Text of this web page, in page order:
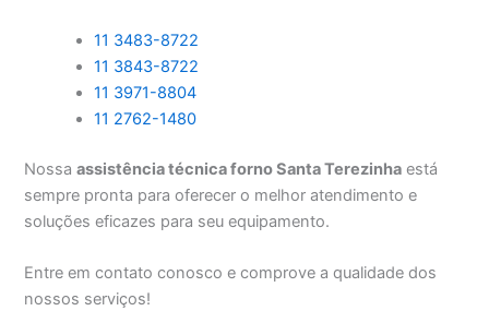
11 3483-8722
11 3843-8722
11 3971-8804
11 2762-1480
Nossaassistência técnica forno Santa Terezinha está
sempre pronta para oferecer o melhor atendimento e
soluções eficazes para seu equipamento.
Entre em contato conosco e comprove a qualidade dos
nossos serviços!